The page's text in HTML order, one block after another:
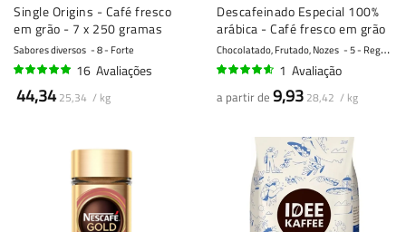
Single Origins - Café fresco
em grão - 7 x 250 gramas
Sabores diversos 8 - Forte
16 Avaliações
44,34 25,34 / kg
Descafeinado Especial 100%
arábica - Café fresco em grão
Chocolatado, Frutado, Nozes 5 - Regular
1 Avaliação
a partir de 9,93 28,42 / kg